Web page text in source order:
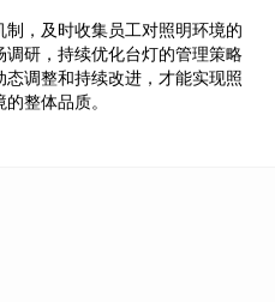
，及时收集员工对照明环境的
研，持续优化台灯的管理策略
调整和持续改进，才能实现照
整体品质。